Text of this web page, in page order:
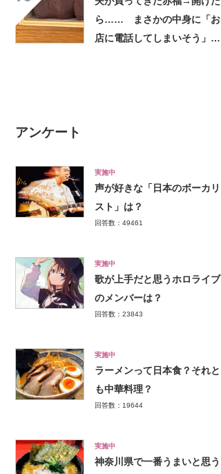
ら…… まさかの中身に「お
店に電話してしまいそう」
アンケート
実施中
声が好きな「日本のボーカリ
スト」は？
回答数：49461
実施中
歌が上手だと思うホロライブ
のメンバーは？
回答数：23843
実施中
ラーメンって日本食？それと
も中華料理？
回答数：19644
実施中
神奈川県で一番うまいと思う